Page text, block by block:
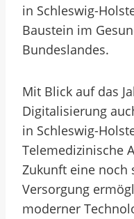
in Schleswig-
Baustein im
Bundeslandes.
Mit Blick auf das
Digitalisierung
in Schleswig-
Telemedizinische
Zukunft eine noch
Versorgung
moderner